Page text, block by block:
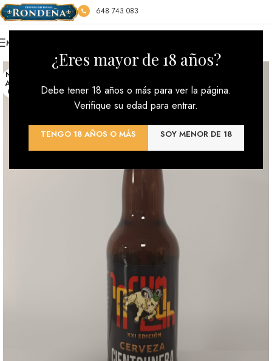
¿Eres mayor de 18 años?
Debe tener 18 años o más para ver la página.
Verifique su edad para entrar.
TENGO 18 AÑOS O MÁS SOY MENOR DE 18
648 743 083
MENU
NO H
AY ST
OCK